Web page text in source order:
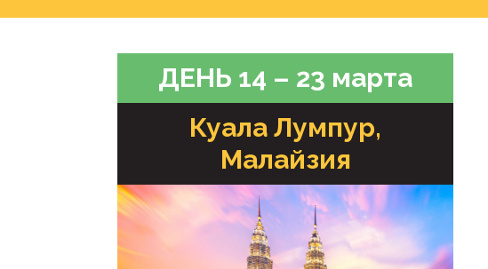
ДЕНЬ 14 – 23 марта
Куала Лумпур,
Малайзия